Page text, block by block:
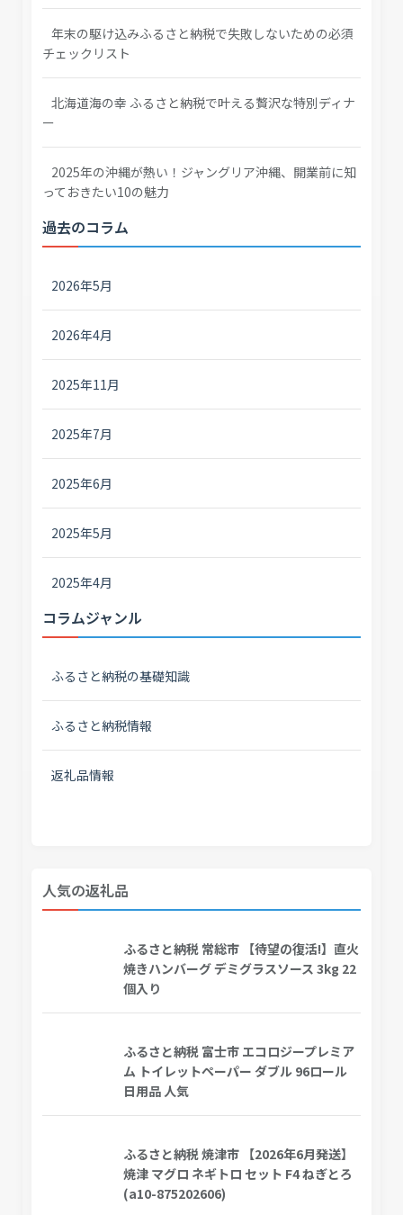
年末の駆け込みふるさと納税で失敗しないための必須
チェックリスト
北海道海の幸 ふるさと納税で叶える贅沢な特別ディナ
ー
2025年の沖縄が熱い！ジャングリア沖縄、開業前に知
っておきたい10の魅力
過去のコラム
2026年5月
2026年4月
2025年11月
2025年7月
2025年6月
2025年5月
2025年4月
コラムジャンル
ふるさと納税の基礎知識
ふるさと納税情報
返礼品情報
人気の返礼品
ふるさと納税 常総市 【待望の復活!】直火
焼きハンバーグ デミグラスソース 3kg 22
個入り
ふるさと納税 富士市 エコロジープレミア
ム トイレットペーパー ダブル 96ロール
日用品 人気
ふるさと納税 焼津市 【2026年6月発送】
焼津 マグロ ネギトロ セット F4 ねぎとろ
(a10-875202606)